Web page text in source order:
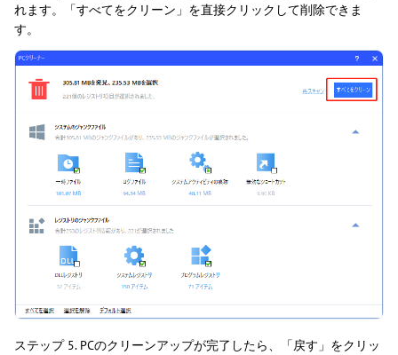
れます。「すべてをクリーン」を直接クリックして削除できま
す。
ステップ 5. PCのクリーンアップが完了したら、「戻す」をクリッ